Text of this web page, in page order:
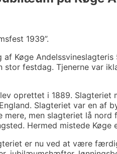
1939”.
af Køge
stor festdag. Tjenerne var
oprettet i 1889.
Slagteriet var en af
mere, men slagteriet lå
Hermed mistede Køge
er nu ved at være